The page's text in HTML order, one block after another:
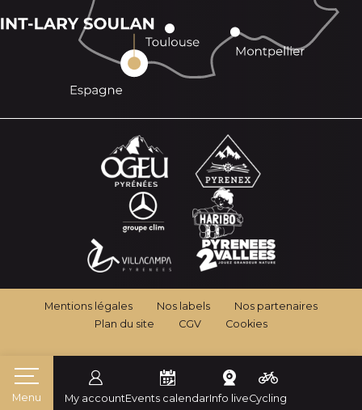
My accountEvents calendarInfo liveCycling
Menu
Mentions légales Nos labels
Nos partenaires
Plan du site
CGV Cookies